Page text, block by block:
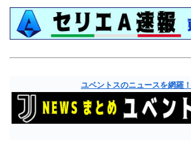
ユベントスのニュースを網羅！